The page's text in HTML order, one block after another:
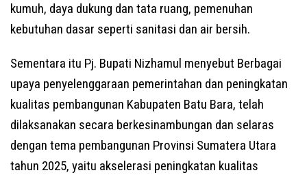
kumuh, daya dukung dan tata ruang, pemenuhan
kebutuhan dasar seperti sanitasi dan air bersih.
Sementara itu Pj. Bupati Nizhamul menyebut Berbagai
upaya penyelenggaraan pemerintahan dan peningkatan
kualitas pembangunan Kabupaten Batu Bara, telah
dilaksanakan secara berkesinambungan dan selaras
dengan tema pembangunan Provinsi Sumatera Utara
tahun 2025, yaitu akselerasi peningkatan kualitas